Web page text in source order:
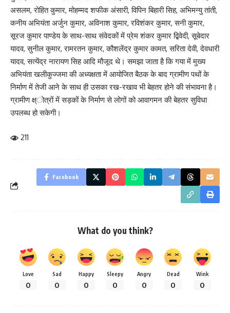
असलम, रोहित कुमार, मोहम्मद शफीक अंसारी, विपिन बिहारी सिह, अभिमन्यु तांती,
कनीय अभियंता अर्जुन कुमार, अविनाश कुमार, रविशंकर कुमार, सनी कुमार,
सूरज कुमार पाण्डेय के साथ-साथ संवेदकों में प्रेम शंकर कुमार द्बिवेदी, सूबेदार
यादव, सुनील कुमार, रामरतन कुमार, कौशलेंद्र कुमार कामत, सरिता देवी, देवधारी
यादव, सत्येंद्र नारायण सिह आदि मौजूद थे। समझा जाता है कि गया में मुख्य
अभियंता खलीकुज्जमा की अध्यक्षता में आयोजित बैठक के बाद ग्रामीण पथों के
निर्माण में तेजी आने के साथ ही उसका रख-रखाव भी बेहतर होने की संभावना है।
ग्रामीण क्ष्ोत्रों में सड़कों के निर्माण से लोगों को आवागमन की बेहतर सुविधा
उपलब्ध हो सकेगी।
211
Facebook
What do you think?
Love
0
Sad
0
Happy
0
Sleepy
0
Angry
0
Dead
0
Wink
0